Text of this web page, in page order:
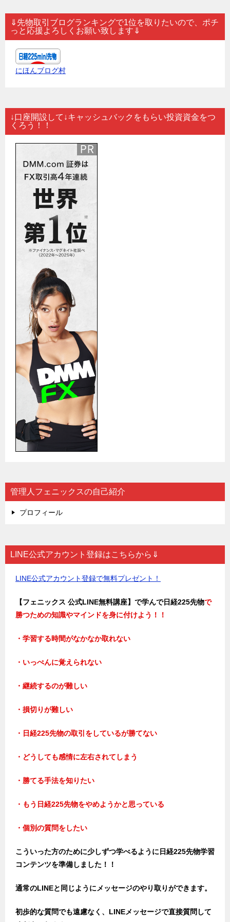
⇓先物取引ブログランキングで1位を取りたいので、ポチ
っと応援よろしくお願い致します⇓
にほんブログ村
↓口座開設して↓キャッシュバックをもらい投資資金をつ
くろう！！
管理人フェニックスの自己紹介
プロフィール
LINE公式アカウント登録はこちらから⇓
LINE公式アカウント登録で無料プレゼント！
【フェニックス 公式LINE無料講座】で学んで日経225先物で
勝つための知識やマインドを身に付けよう！！
・学習する時間がなかなか取れない
・いっぺんに覚えられない
・継続するのが難しい
・損切りが難しい
・日経225先物の取引をしているが勝てない
・どうしても感情に左右されてしまう
・勝てる手法を知りたい
・もう日経225先物をやめようかと思っている
・個別の質問をしたい
こういった方のために少しずつ学べるように日経225先物学習
コンテンツを準備しました！！
通常のLINEと同じようにメッセージのやり取りができます。
初歩的な質問でも遠慮なく、LINEメッセージで直接質問して